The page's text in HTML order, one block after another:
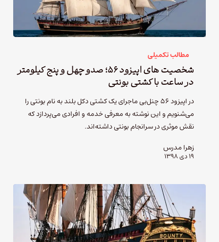
مطالب تکمیلی
شخصیت های اپیزود ۵۶؛ صدو چهل و پنج کیلومتر
در ساعت با کشتی بونتی
در اپیزود ۵۶ چنل‌بی ماجرای یک کشتی دکل بلند به نام بونتی را
می‌شنویم و این نوشته به معرفی خدمه و افرادی می‌پردازد که
نقش موثری در سرانجام بونتی داشته‌اند.
زهرا مدرس
۱۹ دی ۱۳۹۸